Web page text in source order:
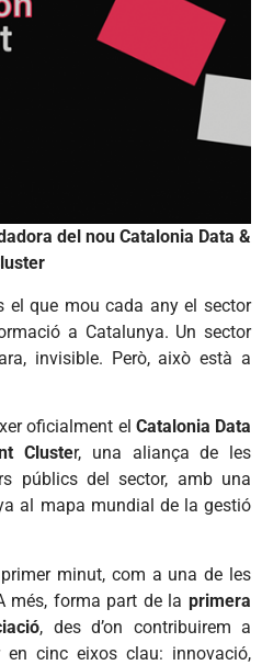
del nou Catalonia Data &
el que mou cada any el sector
a Catalunya. Un sector
invisible. Però, això està a
oficialment el Catalonia Data
Cluster, una aliança de les
públics del sector, amb una
al mapa mundial de la gestió
minut, com a una de les
més, forma part de laprimera
, des d’on contribuirem a
cinc eixos clau: innovació,